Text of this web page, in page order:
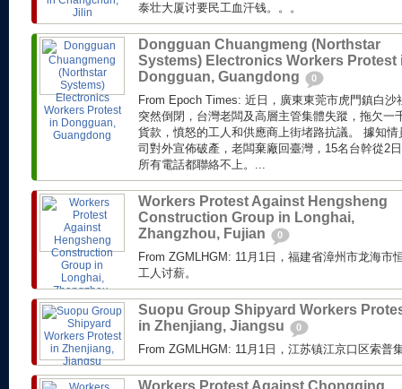
泰壮大厦讨要民工血汗钱。。。
Dongguan Chuangmeng (Northstar
Systems) Electronics Workers Protest
Dongguan, Guangdong
0
From Epoch Times: 近日，廣東東莞市虎門鎮白沙
突然倒閉，台灣老闆及高層主管集體失蹤，拖欠一
貨款，憤怒的工人和供應商上街堵路抗議。 據知
司對外宣佈破產，老闆棄廠回臺灣，15名台幹從2
所有電話都聯絡不上。...
Workers Protest Against Hengsheng
Construction Group in Longhai,
Zhangzhou, Fujian
0
From ZGMLHGM: 11月1日，福建省漳州市龙海市
工人讨薪。
Suopu Group Shipyard Workers
in Zhenjiang, Jiangsu
0
From ZGMLHGM: 11月1日，江苏镇江京口区索普
Workers Protest Against Chongqing